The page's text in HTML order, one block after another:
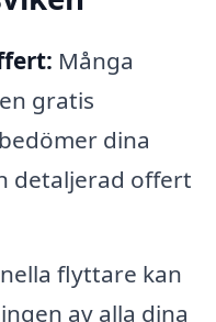
Många
gratis
dina
detaljerad offert
flyttare kan
av alla dina